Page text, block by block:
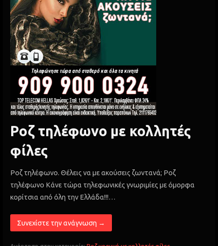
Ροζ τηλέφωνο με κολλητές
φίλες
Ροζ τηλέφωνο. Θέλεις να με ακούσεις ζωντανά; Ροζ
τηλέφωνο Κάνε τώρα τηλεφωνικές γνωριμίες με όμορφα
κορίτσια από όλη την Ελλάδα!!!…
Συνεχίστε την ανάγνωση →